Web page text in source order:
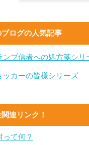
ブログの人気記事
ンプ信者への処方箋シ
ッカーの皆様シリーズ
連リンク！
って何？